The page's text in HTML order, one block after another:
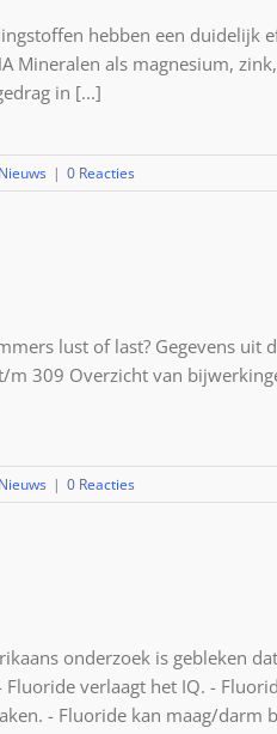
hebben een
Mineralen als magnesium,
in [...]
Nieuws | 0 Reacties
lust of last? Gegevens
m 309 Overzicht van
Nieuws | 0 Reacties
onderzoek is gebleken
Fluoride verlaagt het IQ. -
- Fluoride kan maag/darm